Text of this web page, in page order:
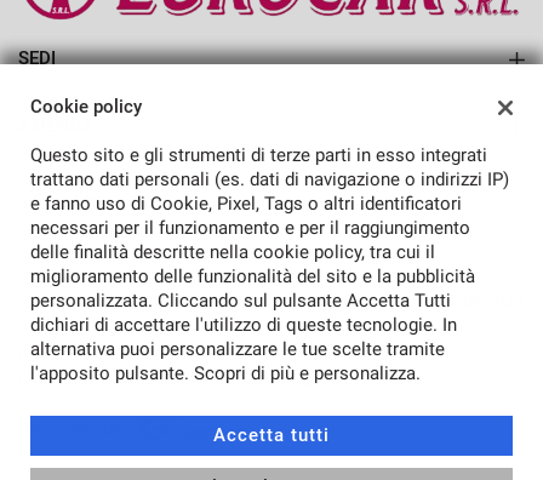
SEDI
EUROCAR SRL
Azienda
TORNA IN CIMA
Copyright © 2026 Eurocar Srl - P.IVA 01487370411 -Leggi
l'informativa sulla privacy-Cookie Policy
Cookie policy
Questo sito e gli strumenti di terze parti in esso integrati
trattano dati personali (es. dati di navigazione o indirizzi IP)
e fanno uso di Cookie, Pixel, Tags o altri identificatori
necessari per il funzionamento e per il raggiungimento
delle finalità descritte nella cookie policy, tra cui il
miglioramento delle funzionalità del sito e la pubblicità
personalizzata. Cliccando sul pulsante Accetta Tutti
dichiari di accettare l'utilizzo di queste tecnologie. In
alternativa puoi personalizzare le tue scelte tramite
l'apposito pulsante. Scopri di più e personalizza.
Accetta tutti